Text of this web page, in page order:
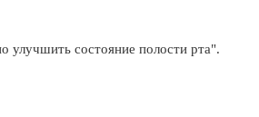
улучшить состояние полости рта".